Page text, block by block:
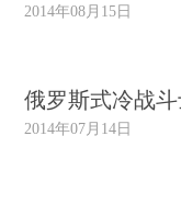
2014年08月15日
俄罗斯式冷战
2014年07月14日